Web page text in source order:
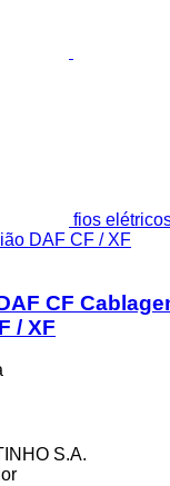
fios
DAF CF / XF
CF
/ XF
S.A.